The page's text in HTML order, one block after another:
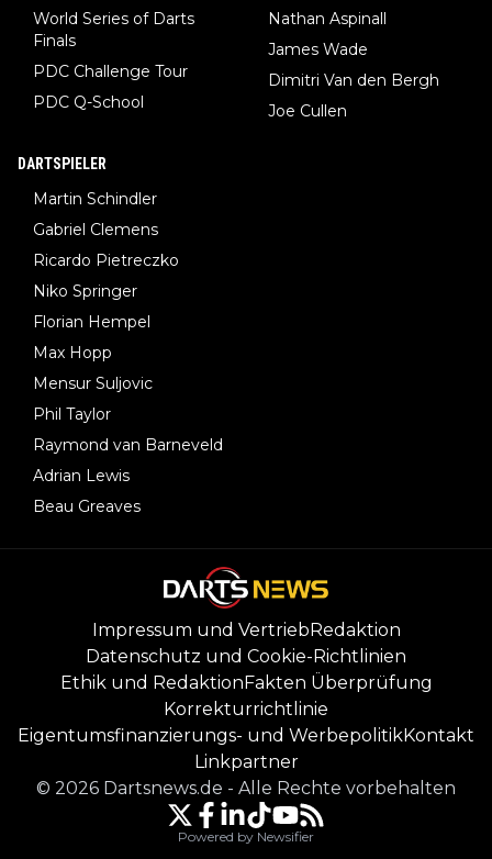
World Series of Darts
Finals
PDC Challenge Tour
PDC Q-School
Nathan Aspinall
James Wade
Dimitri Van den Bergh
Joe Cullen
DARTSPIELER
Martin Schindler
Gabriel Clemens
Ricardo Pietreczko
Niko Springer
Florian Hempel
Max Hopp
Mensur Suljovic
Phil Taylor
Raymond van Barneveld
Adrian Lewis
Beau Greaves
Impressum und VertriebRedaktion
Datenschutz und Cookie-Richtlinien
Ethik und RedaktionFakten Überprüfung
Korrekturrichtlinie
Eigentumsfinanzierungs- und WerbepolitikKontakt
Linkpartner
© 2026 Dartsnews.de - Alle Rechte vorbehalten
Powered by Newsifier